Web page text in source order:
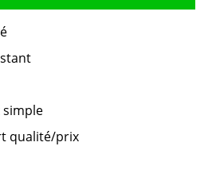
simple
qualité/prix